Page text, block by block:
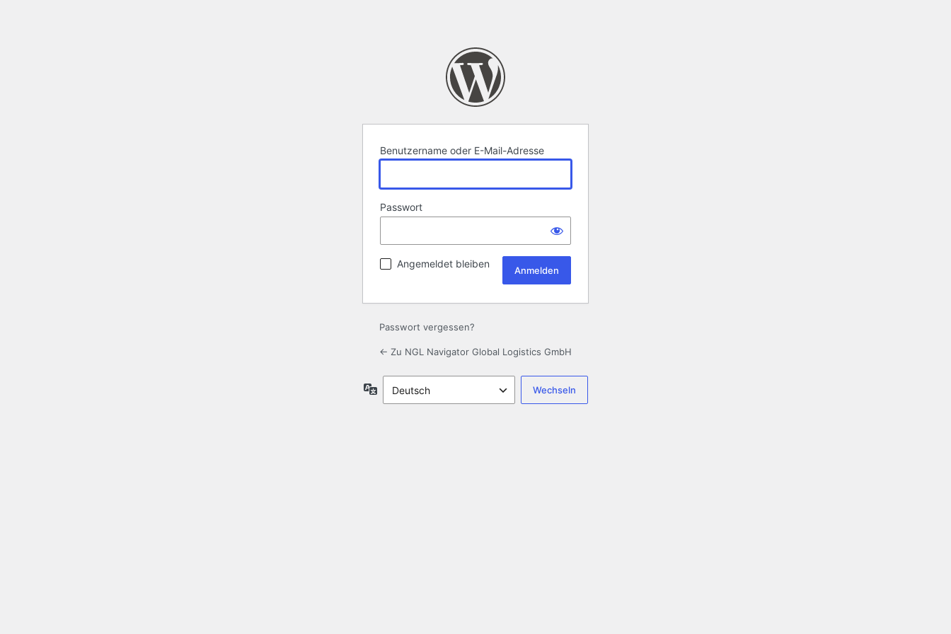
Benutzername oder E-Mail-Adresse
Passwort
Angemeldet bleiben
Passwort vergessen?
← Zu NGL Navigator Global Logistics GmbH
Sprache